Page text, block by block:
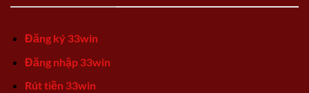
Đăng ký 33win
Đăng nhập 33win
Rút tiền 33win